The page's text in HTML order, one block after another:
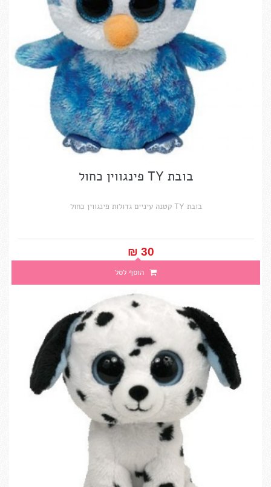
בובת TY פינגווין כחול
בובת TY קטנה עיניים גדולות פינגווין כחול
30 ₪‎
הוסף לסל